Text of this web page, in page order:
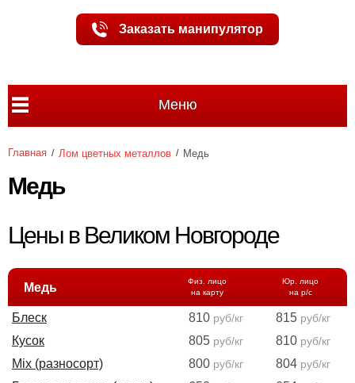
Заказать манипулятор
Меню
Главная Лом цветных металлов Медь
Медь
Цены в Великом Новгороде
Медь
Физ. лицо
на карту
Юр. лицо
на р/с
Блеск 810 руб/кг 815 руб/кг
Кусок 805 руб/кг 810 руб/кг
Міх (разносорт) 800 руб/кг 804 руб/кг